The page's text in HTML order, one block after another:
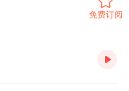
免费订阅